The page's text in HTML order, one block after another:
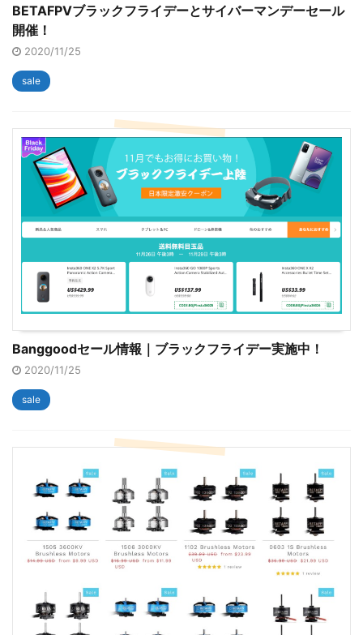
BETAFPVブラックフライデーとサイバーマンデーセール
開催！
2020/11/25
sale
Banggoodセール情報｜ブラックフライデー実施中！
2020/11/25
sale